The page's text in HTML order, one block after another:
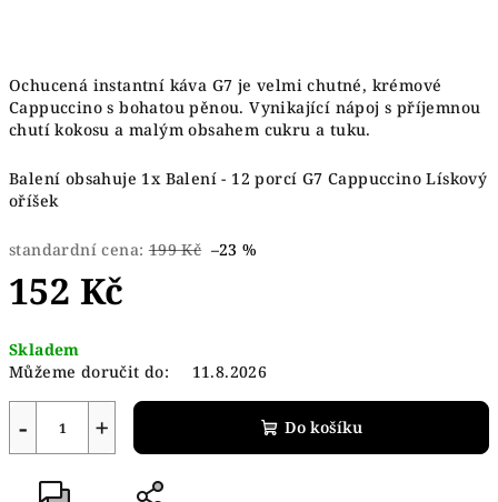
Ochucená instantní káva G7 je velmi chutné, krémové
Cappuccino s bohatou pěnou. Vynikající nápoj s příjemnou
chutí kokosu a malým obsahem cukru a tuku.
Balení obsahuje 1xBalení - 12 porcí G7 Cappuccino Lískový
oříšek
standardní cena: 199 Kč –23 %
152 Kč
Skladem
Můžeme doručit do:
11.8.2026
+
− Do košíku